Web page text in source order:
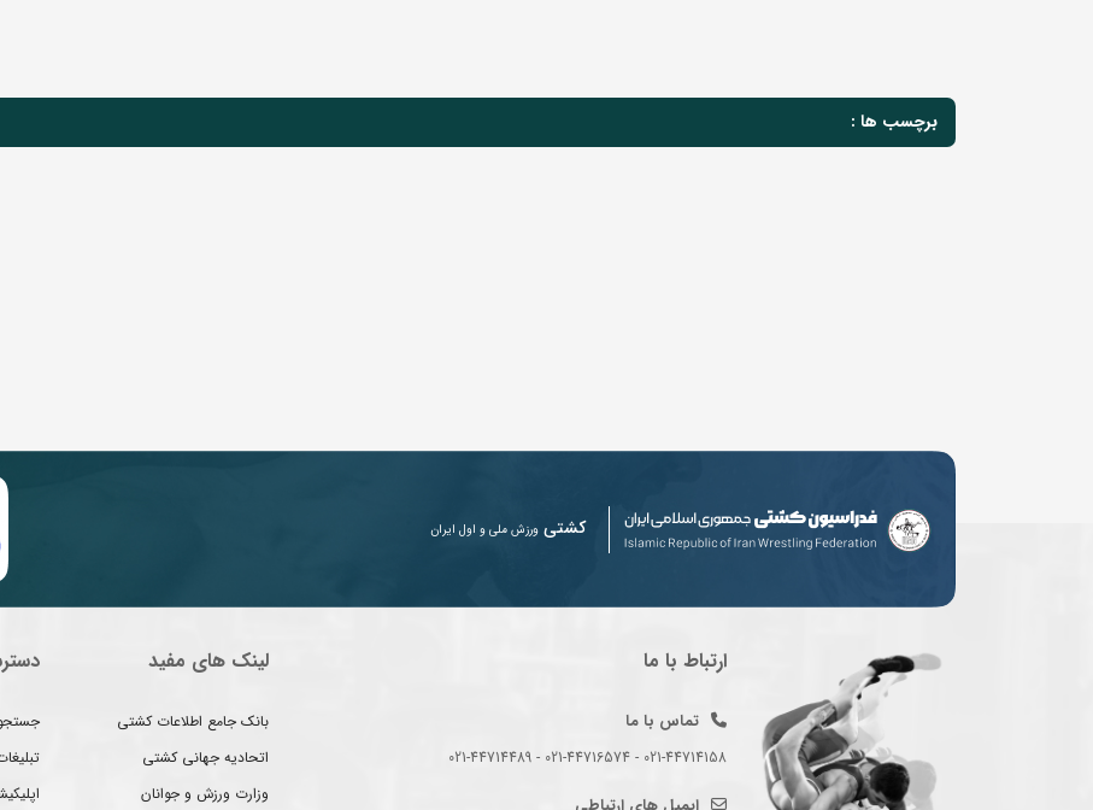
برچسب ها :
کشتی ورزش ملی و اول ایران
ارتباط با ما
تماس با ما
021-44714158 - 021-44716574 - 021-44714489
لینک های مفید
بانک جامع اطلاعات کشتی
اتحادیه جهانی کشتی
وزارت ورزش و جوانان